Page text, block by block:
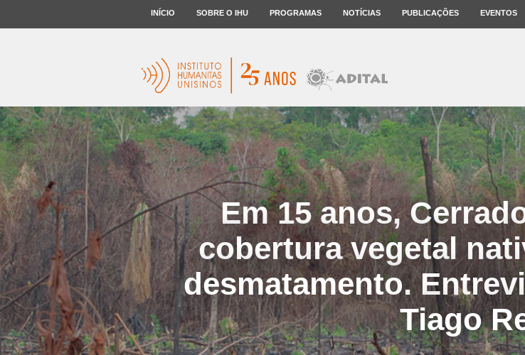
INÍCIO SOBRE O IHU PROGRAMAS NOTÍCIAS PUBLICAÇÕES EVENTOS
Em 15 anos,
cobertura vegetal
desmatamento.
Tiago